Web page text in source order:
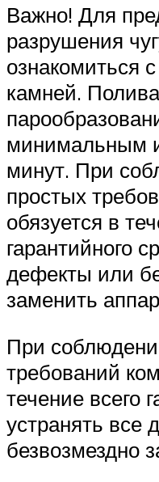
Важно! Для
разрушения
ознакомиться
камней.
минимальным
минут. При
простых
обязуется в
гарантийного
дефекты или
заменить
При
требований
течение всего
устранять все
безвозмездно